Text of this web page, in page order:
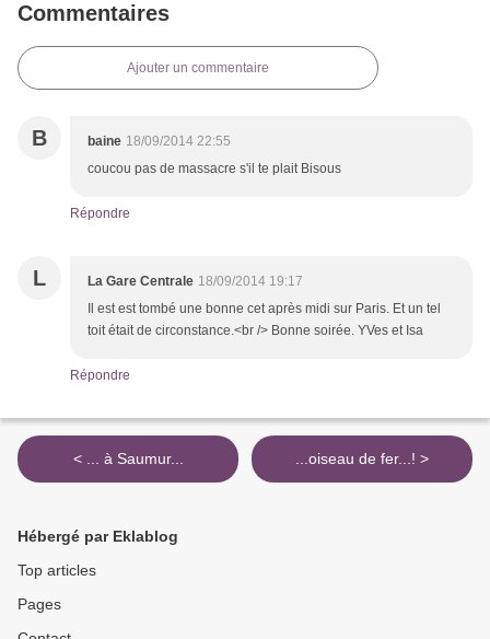
Commentaires
Ajouter un commentaire
B baine 18/09/2014 22:55
coucou pas de massacre s'il te plait Bisous
Répondre
L La Gare Centrale 18/09/2014 19:17
Il est est tombé une bonne cet après midi sur Paris. Et un tel
toit était de circonstance.<br /> Bonne soirée. YVes et Isa
Répondre
< ... à Saumur... ...oiseau de fer...! >
Hébergé par Eklablog
Top articles
Pages